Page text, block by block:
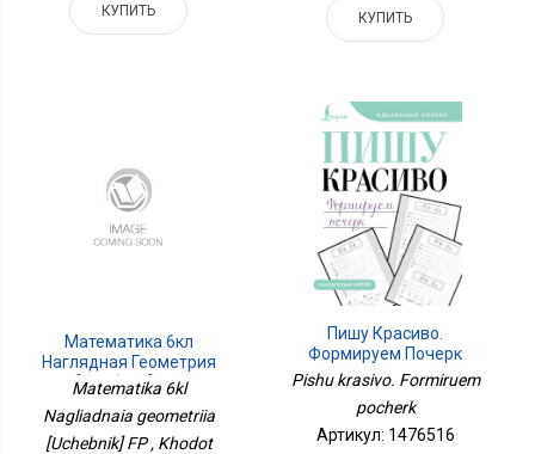
КУПИТЬ КУПИТЬ
Математика 6кл
Наглядная Геометрия
[Учебник] ФП
Matematika 6kl
Nagliadnaia geometriia
[Uchebnik] FP , Khodot
Пишу Красиво.
Формируем Почерк
Pishu krasivo. Formiruem
pocherk
Артикул: 1476516